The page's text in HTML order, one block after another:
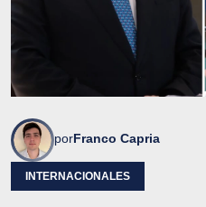
porFranco Capria
INTERNACIONALES